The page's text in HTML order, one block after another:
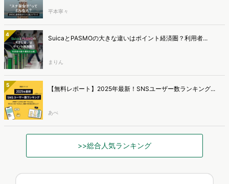
平本寧々
4 SuicaとPASMOの大きな違いはポイント経済圏？利用者...
まりん
5 【無料レポート】2025年最新！SNSユーザー数ランキング...
あべ
>>総合人気ランキング